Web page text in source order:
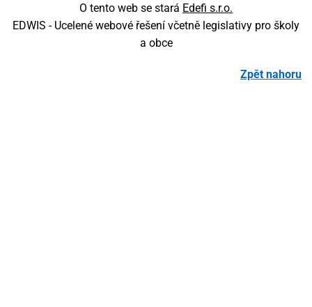
O tento web se stará Edefi s.r.o.
EDWIS - Ucelené webové řešení včetně legislativy pro školy
a obce
Zpět nahoru